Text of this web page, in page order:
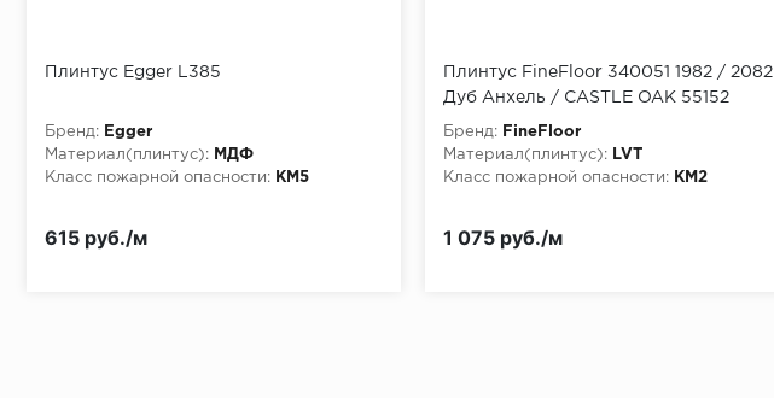
Монтаж последнего ряда:
Плинтус Egger L385
Бренд:
Egger
Материал(плинтус):
МДФ
Класс пожарной опасности:
КМ5
615 руб./м
Плинтус FineFloor 340051 1982 / 2082
Дуб Анхель / CASTLE OAK 55152
Бренд:
FineFloor
Материал(плинтус):
LVT
Класс пожарной опасности:
КМ2
1 075 руб./м